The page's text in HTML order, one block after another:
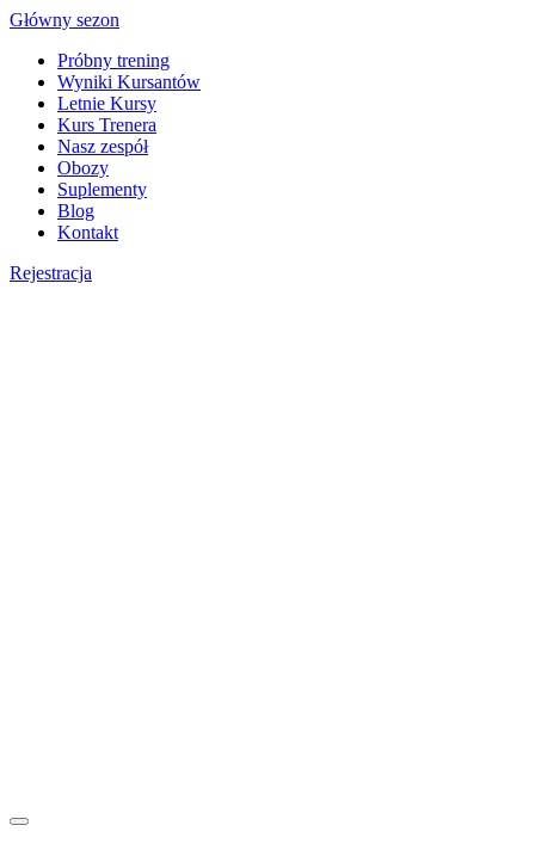
Skip
content
Główny sezon
Próbny trening
Wyniki Kursantów
Letnie Kursy
Kurs Trenera
Nasz zespół
Obozy
Suplementy
Blog
Kontakt
Rejestracja